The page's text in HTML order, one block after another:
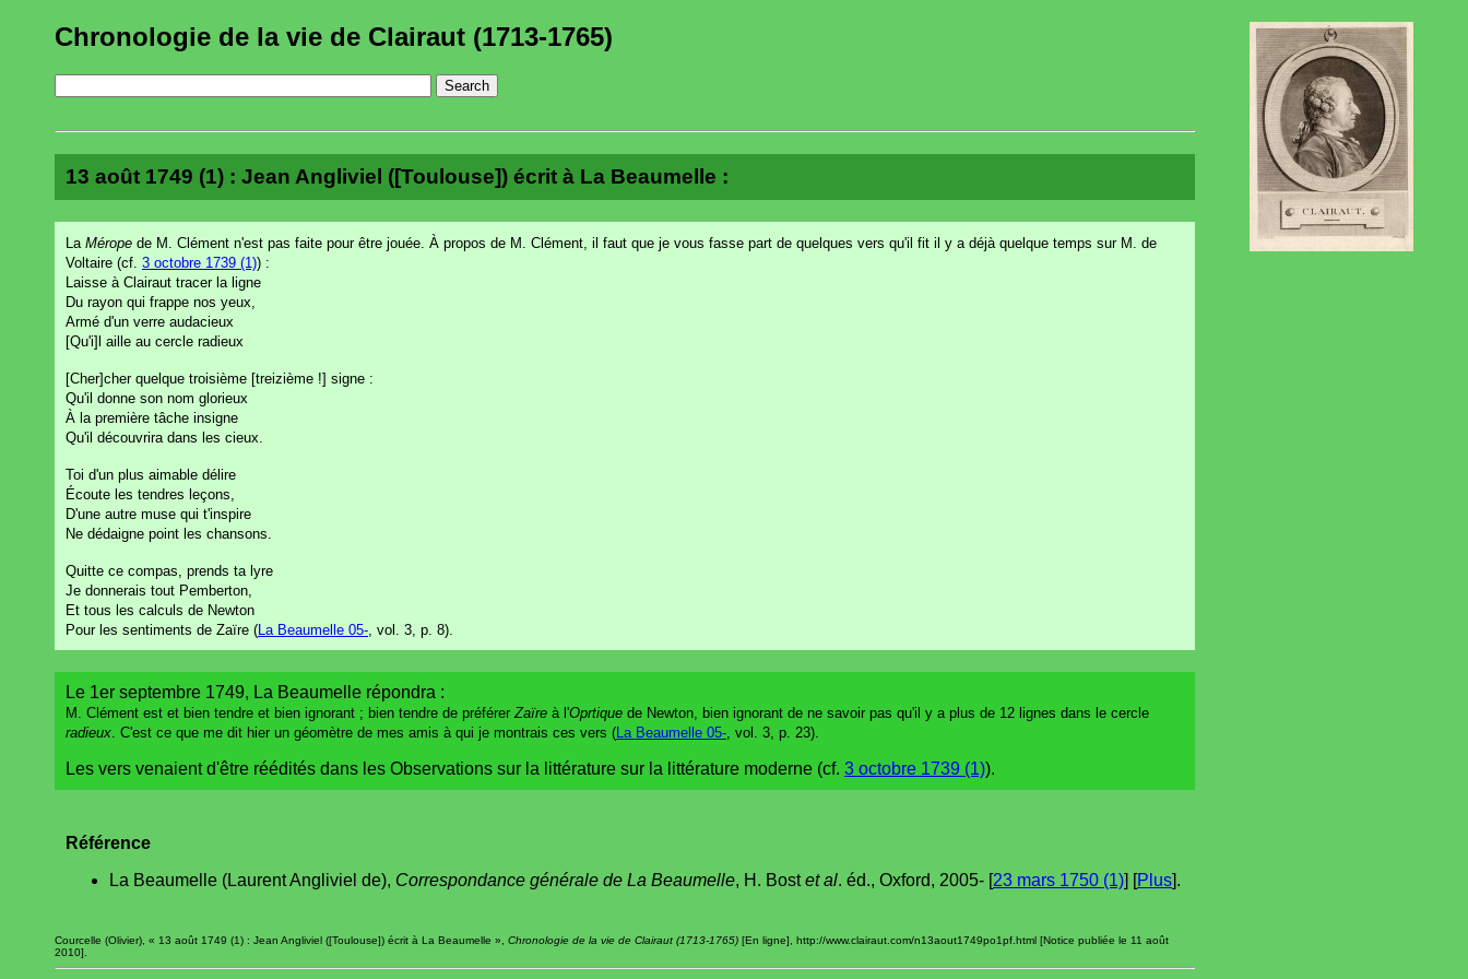
Chronologie de la vie de Clairaut (1713-1765)
13 août 1749 (1) : Jean Angliviel ([Toulouse]) écrit à La Beaumelle :
La Mérope de M. Clément n'est pas faite pour être jouée. À propos de M. Clément, il faut que je vous fasse part de quelques vers qu'il fit il y a déjà quelque temps sur M. de
Voltaire (cf. 3 octobre 1739 (1)) :
Laisse à Clairaut tracer la ligne
Du rayon qui frappe nos yeux,
Armé d'un verre audacieux
[Qu'i]l aille au cercle radieux
[Cher]cher quelque troisième [treizième !] signe :
Qu'il donne son nom glorieux
À la première tâche insigne
Qu'il découvrira dans les cieux.
Toi d'un plus aimable délire
Écoute les tendres leçons,
D'une autre muse qui t'inspire
Ne dédaigne point les chansons.
Quitte ce compas, prends ta lyre
Je donnerais tout Pemberton,
Et tous les calculs de Newton
Pour les sentiments de Zaïre ( La Beaumelle 05- , vol. 3, p. 8).
Le 1er septembre 1749, La Beaumelle répondra :
M. Clément est et bien tendre et bien ignorant ; bien tendre de préférer Zaïre à l'Oprtique de Newton, bien ignorant de ne savoir pas qu'il y a plus de 12 lignes dans le cercle
radieux . C'est ce que me dit hier un géomètre de mes amis à qui je montrais ces vers ( La Beaumelle 05- , vol. 3, p. 23).
Les vers venaient d'être réédités dans les Observations sur la littérature sur la littérature moderne (cf. 3 octobre 1739 (1)).
Référence
La Beaumelle (Laurent Angliviel de), Correspondance générale de La Beaumelle, H. Bostet al. éd., Oxford, 2005- [23 mars 1750 (1)] [Plus].
Courcelle (Olivier), « 13 août 1749 (1) : Jean Angliviel ([Toulouse]) écrit à La Beaumelle », Chronologie de la vie de Clairaut (1713-1765) [En ligne], http://www.clairaut.com/n13aout1749po1pf.html [Notice publiée le 11 août
2010].